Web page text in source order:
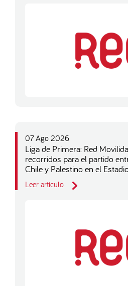
07 Ago 2026
Liga de Primera: Red
recorridos para el partido
Chile y Palestino en el
Leer artículo